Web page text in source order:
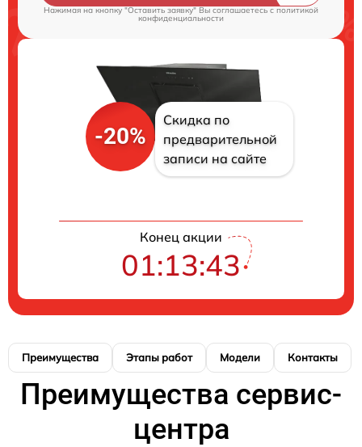
Нажимая на кнопку "Оставить заявку" Вы соглашаетесь cполитикой
конфиденциальности
-20%
Скидка по
предварительной
записи на сайте
Конец акции
01:13:43
Преимущества Этапы работ Модели Контакты
Преимущества сервис-
центра